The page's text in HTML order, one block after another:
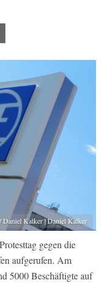
Daniel Kalker | Daniel Kalker
gegen die
aufgerufen. Am
5000 Beschäftigte auf